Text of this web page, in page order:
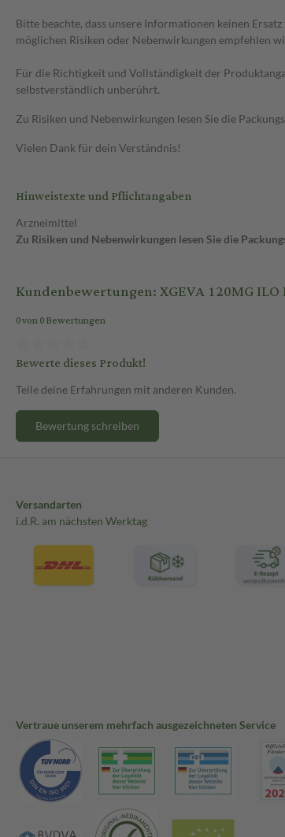
Bitte beachte, dass unsere Informationen keinen
möglichen Risiken oder Nebenwirkungen empfehlen
Für die Richtigkeit und Vollständigkeit der
selbstverständlich unberührt.
Zu Risiken und Nebenwirkungen lesen Sie die
Vielen Dank für dein Verständnis!
Hinweistexte und Pflichtangaben
Arzneimittel
Zu Risiken und Nebenwirkungen lesen Sie die
Kundenbewertungen: XGEVA 120MG ILO
0 von 0 Bewertungen
Bewerte dieses Produkt!
Teile deine Erfahrungen mit anderen Kunden.
Bewertung schreiben
Versandarten
i.d.R. am nächsten Werktag
Vertraue unserem mehrfach ausgezeichneten Service